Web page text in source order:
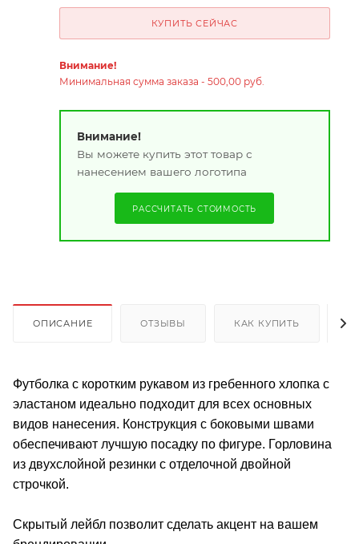
КУПИТЬ СЕЙЧАС
Внимание!
Минимальная сумма заказа - 500,00 руб.
Внимание!
Вы можете купить этот товар с
нанесением вашего логотипа
РАССЧИТАТЬ СТОИМОСТЬ
ОПИСАНИЕ ОТЗЫВЫ КАК КУПИТЬ
Футболка с коротким рукавом из гребенного хлопка с
эластаном идеально подходит для всех основных
видов нанесения. Конструкция с боковыми швами
обеспечивают лучшую посадку по фигуре. Горловина
из двухслойной резинки с отделочной двойной
строчкой.
Скрытый лейбл позволит сделать акцент на вашем